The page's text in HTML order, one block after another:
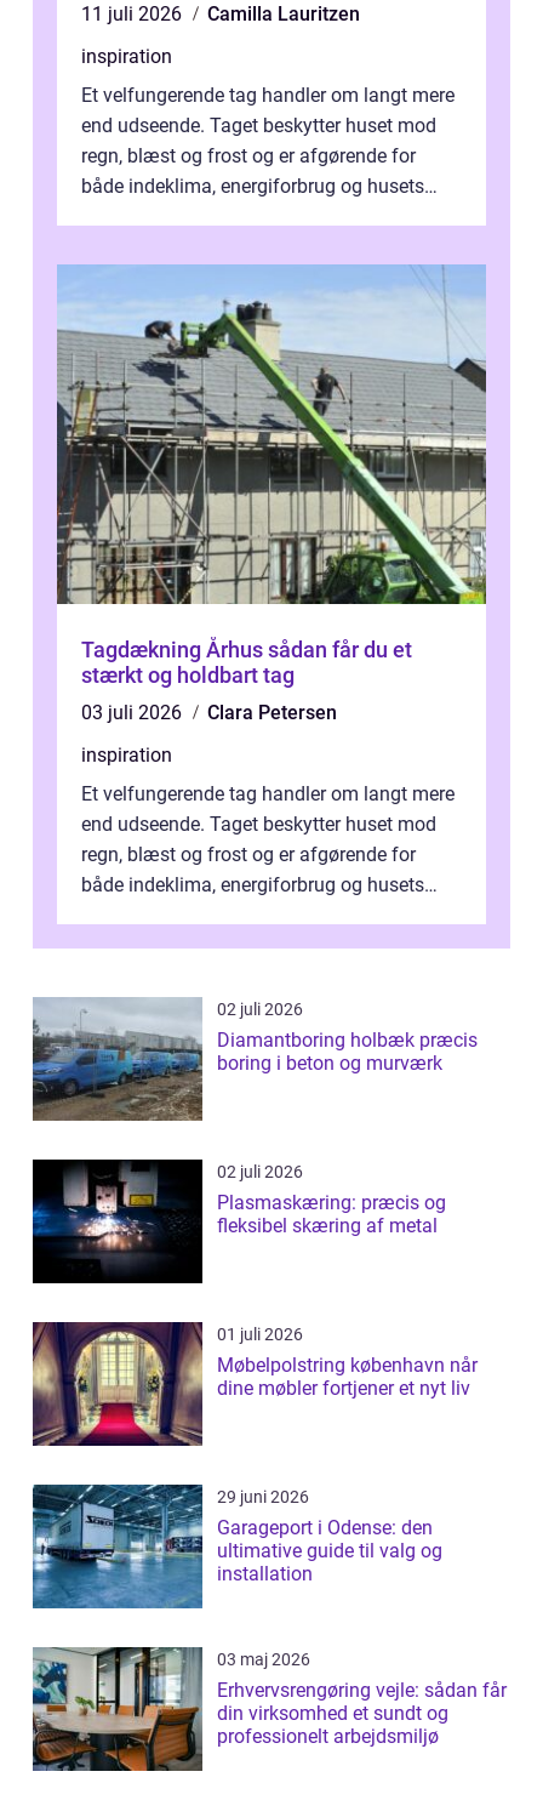
11 juli 2026
Camilla Lauritzen
inspiration
Et velfungerende tag handler om langt mere
end udseende. Taget beskytter huset mod
regn, blæst og frost og er afgørende for
både indeklima, energiforbrug og husets
Tagdækning Århus sådan får du et
stærkt og holdbart tag
03 juli 2026
Clara Petersen
inspiration
Et velfungerende tag handler om langt mere
end udseende. Taget beskytter huset mod
regn, blæst og frost og er afgørende for
både indeklima, energiforbrug og husets
02 juli 2026
Diamantboring holbæk præcis
boring i beton og murværk
02 juli 2026
Plasmaskæring: præcis og
fleksibel skæring af metal
01 juli 2026
Møbelpolstring københavn når
dine møbler fortjener et nyt liv
29 juni 2026
Garageport i Odense: den
ultimative guide til valg og
installation
03 maj 2026
Erhvervsrengøring vejle: sådan får
din virksomhed et sundt og
professionelt arbejdsmiljø